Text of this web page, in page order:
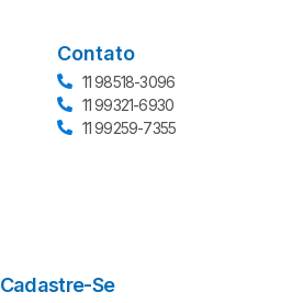
Contato
11 98518-3096
11 99321-6930
11 99259-7355
Cadastre-Se